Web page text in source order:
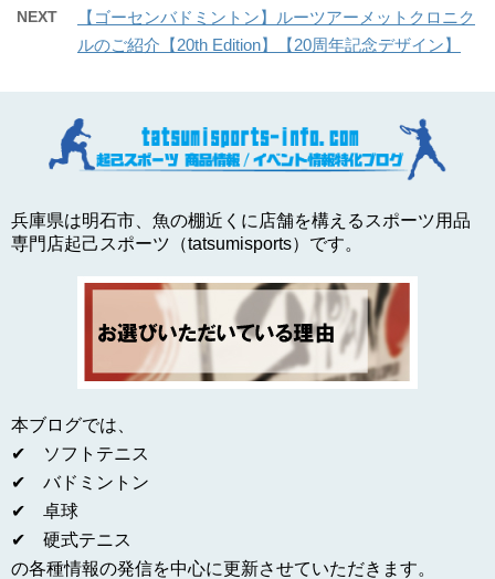
NEXT
【ゴーセンバドミントン】ルーツアーメットクロニク
ルのご紹介【20th Edition】【20周年記念デザイン】
兵庫県は明石市、魚の棚近くに店舗を構えるスポーツ用品
専門店起己スポーツ（tatsumisports）です。
本ブログでは、
✔ ソフトテニス
✔ バドミントン
✔ 卓球
✔ 硬式テニス
の各種情報の発信を中心に更新させていただきます。